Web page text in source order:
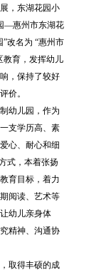
，东湖花园小
—惠州市东湖花
改名为 “惠州市
教育，发挥幼儿
，保持了较好
价。
幼儿园，作为
支学历高、素
心、耐心和细
式，本着张扬
育目标，着力
阅读、艺术等
幼儿亲身体
精神、沟通协
取得丰硕的成